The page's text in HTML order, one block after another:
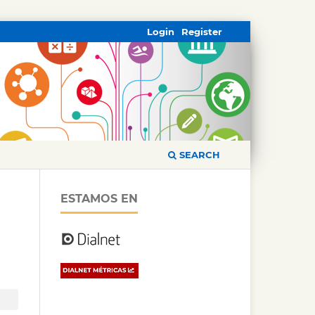
SEARCH
Register
Login
ESTAMOS EN